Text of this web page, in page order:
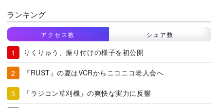
ランキング
アクセス数 シェア数
りくりゅう、振り付けの様子を初公開
『RUST』の夏はVCRからニコニコ老人会へ
「ラジコン草刈機」の爽快な実力に反響